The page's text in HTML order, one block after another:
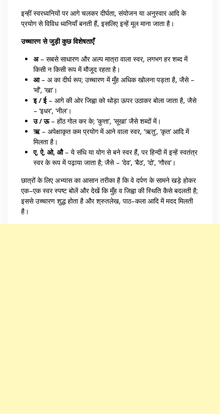
इन्हीं स्वरध्वनियों पर आगे चलकर दीर्घता, संयोजन या अनुस्वार आदि के
प्रयोग से विविध ध्वनियाँ बनती हैं, इसलिए इन्हें मूल माना जाता है।
उच्चारण से जुड़ी कुछ विशेषताएँ
अ– सबसे साधारण और अल्प मात्रा वाला स्वर, लगभग हर शब्द में
किसी न किसी रूप में मौजूद रहता है।
आ– अ का दीर्घ रूप; उच्चारण में मुँह अधिक खोलना पड़ता है, जैसे –
‘माँ’, ‘खा’।
इ / ई– आगे की ओर जिह्वा को थोड़ा ऊपर उठाकर बोला जाता है, जैसे
– ‘इधर’, ‘नील’।
उ / ऊ– होंठ गोल कर के; ‘कुत्ता’, ‘सूखा’ जैसे शब्दों में।
ऋ– अपेक्षाकृत कम प्रयोग में आने वाला स्वर, ‘ऋतु’, ‘कृत’ आदि में
मिलता है।
ए, ऐ, ओ, औ– ये संधि या योग से बने स्वर हैं, पर हिन्दी में इन्हें स्वतंत्र
स्वर के रूप में पढ़ाया जाता है; जैसे – ‘देव’, ‘बैठ’, ‘दो’, ‘गौरव’।
छात्रों के लिए अभ्यास का आसान तरीका है कि वे दर्पण के सामने खड़े होकर
एक–एक स्वर स्पष्ट बोलें और देखें कि मुँह व जिह्वा की स्थिति कैसे बदलती है;
इससे उच्चारण शुद्ध होता है और श्रुतलेख, पाठ–कला आदि में मदद मिलती
है।